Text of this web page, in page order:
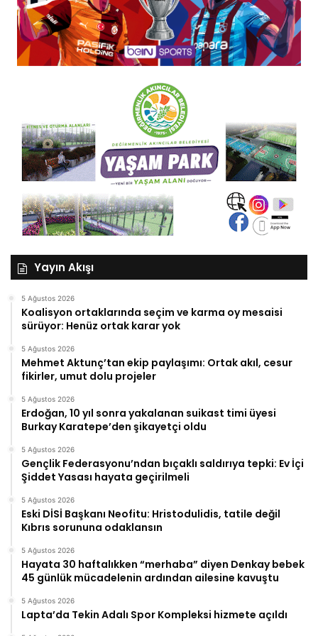
Yayın Akışı
5 Ağustos 2026
Koalisyon ortaklarında seçim ve karma oy mesaisi
sürüyor: Henüz ortak karar yok
5 Ağustos 2026
Mehmet Aktunç’tan ekip paylaşımı: Ortak akıl, cesur
fikirler, umut dolu projeler
5 Ağustos 2026
Erdoğan, 10 yıl sonra yakalanan suikast timi üyesi
Burkay Karatepe’den şikayetçi oldu
5 Ağustos 2026
Gençlik Federasyonu’ndan bıçaklı saldırıya tepki: Ev İçi
Şiddet Yasası hayata geçirilmeli
5 Ağustos 2026
Eski DİSİ Başkanı Neofitu: Hristodulidis, tatile değil
Kıbrıs sorununa odaklansın
5 Ağustos 2026
Hayata 30 haftalıkken “merhaba” diyen Denkay bebek
45 günlük mücadelenin ardından ailesine kavuştu
5 Ağustos 2026
Lapta’da Tekin Adalı Spor Kompleksi hizmete açıldı